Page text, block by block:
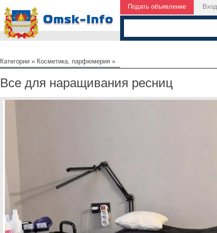
Подать объявление Вход
Категории » Косметика, парфюмерия »
Все для наращивания ресниц